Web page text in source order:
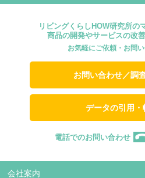
リビングくらしHOW研究所の
商品の開発やサービスの改
お気軽にご依頼・お問
お問い合わせ／調
データの引用・
電話でのお問い合わせ
会社案内